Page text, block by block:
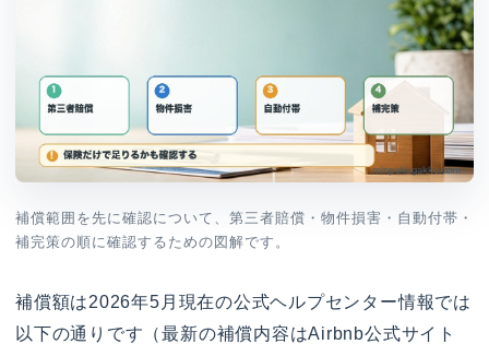
補償範囲を先に確認について、第三者賠償・物件損害・自動付帯・
補完策の順に確認するための図解です。
補償額は2026年5月現在の公式ヘルプセンター情報では
以下の通りです（最新の補償内容はAirbnb公式サイト